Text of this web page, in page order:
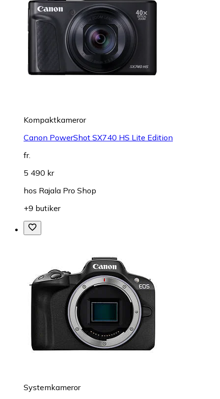
Kompaktkameror
Canon PowerShot SX740 HS Lite Edition
fr.
5 490 kr
hos Rajala Pro Shop
+9 butiker
Systemkameror